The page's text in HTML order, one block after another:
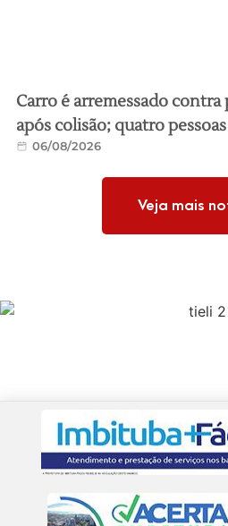
Carro é arremessado
após colisão; quatro
06/08/2026
Veja mais